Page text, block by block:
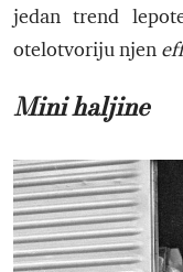
jedan trend
otelotvoriju njen
Mini haljine